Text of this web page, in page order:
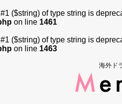
($string) of type string is
on line 1461
($string) of type string is
on line 1463
海外ド